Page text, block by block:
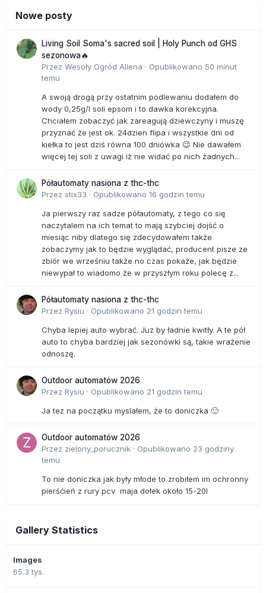
Nowe posty
Living Soil Soma's sacred soil | Holy Punch od GHS
sezonowa🔥
Przez Wesoły Ogród Aliena · Opublikowano 50 minut
temu
A swoją drogą przy ostatnim podlewaniu dodałem do
wody 0,25g/l soli epsom i to dawka korekcyjna.
Chciałem zobaczyć jak zareagują dziewczyny i muszę
przyznać że jest ok. 24dzien flipa i wszystkie dni od
kiełka to jest dziś równa 100 dniówka 😉 Nie dawałem
więcej tej soli z uwagi iż nie widać po nich żadnych...
Półautomaty nasiona z thc-thc
Przez stix33 · Opublikowano 16 godzin temu
Ja pierwszy raz sadze półautomaty, z tego co się
naczytalem na ich temat to mają szybciej dojść o
miesiąc niby dlatego się zdecydowałem także
zobaczymy jak to będzie wyglądać, producent pisze ze
zbiór we wrześniu także no czas pokaże, jak będzie
niewypał to wiadomo że w przyszłym roku polecę z...
Półautomaty nasiona z thc-thc
Przez Rysiu · Opublikowano 21 godzin temu
Chyba lepiej auto wybrać. Juz by ładnie kwitły. A te pół
auto to chyba bardziej jak sezonówki są, takie wrażenie
odnoszę.
Outdoor automatów 2026
Przez Rysiu · Opublikowano 21 godzin temu
Ja tez na początku myslałem, że to doniczka 🙂
Outdoor automatów 2026
Przez zielony_porucznik · Opublikowano 23 godziny
temu
To nie doniczka jak były młode to zrobiłem im ochronny
pierśćień z rury pcv maja dołek około 15-20l
Gallery Statistics
Images
65.3 tys.